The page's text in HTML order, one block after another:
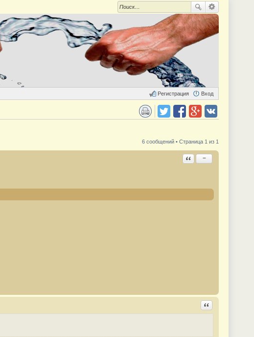
Вход
Регистрация
6 сообщений • Страница 1 из 1
Ответить с цитатой
−
Ответить с